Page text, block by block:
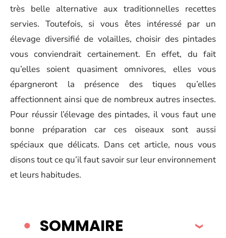
très belle alternative aux traditionnelles recettes
servies. Toutefois, si vous êtes intéressé par un
élevage diversifié de volailles, choisir des pintades
vous conviendrait certainement. En effet, du fait
qu’elles soient quasiment omnivores, elles vous
épargneront la présence des tiques qu’elles
affectionnent ainsi que de nombreux autres insectes.
Pour réussir l’élevage des pintades, il vous faut une
bonne préparation car ces oiseaux sont aussi
spéciaux que délicats. Dans cet article, nous vous
disons tout ce qu’il faut savoir sur leur environnement
et leurs habitudes.
SOMMAIRE